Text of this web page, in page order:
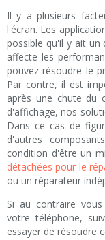
Il y a plusieurs
l'écran. Les
possible qu'il y ait un
affecte les
pouvez résoudre le
Par contre, il est
après une chute du
d'affichage, nos
Dans ce cas de
d'autres
condition d'être un
détachées pour le
ou un réparateur
Si au contraire
votre téléphone,
essayer de résoudre